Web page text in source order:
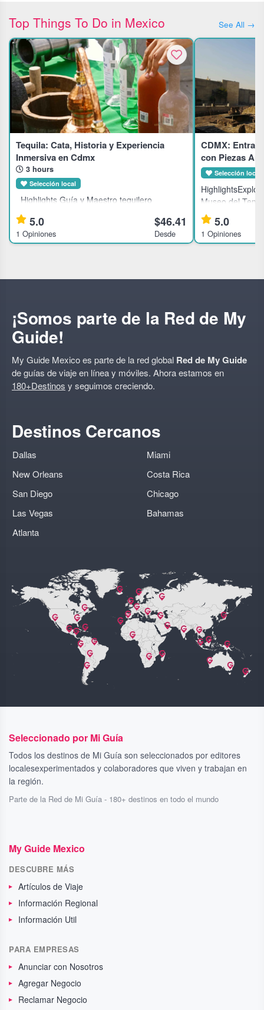
Top Things To Do in Mexico See All →
Tequila: Cata, Historia y Experiencia
Inmersiva en Cdmx
3 hours
Selección local
proveniente de la región tequilera de México
Guías instruidos por familias tequileras como
Don Julio, Cuervo, Orendain, etc Traemos
5.0
1 Opiniones
$46.41
Desde
CDMX:
con Piezas
Selección local
Museo del
mexica en el
MéxicoConoce
lleno de historia
5.0
1 Opiniones
¡Somos parte de la Red de My
Guide!
My Guide Mexico es parte de la red global Red de My Guide
de guías de viaje en línea y móviles. Ahora estamos en
180+Destinos y seguimos creciendo.
Destinos Cercanos
Dallas
New Orleans
San Diego
Las Vegas
Atlanta
Miami
Costa Rica
Chicago
Bahamas
Seleccionado por Mi Guía
Todos los destinos de Mi Guía son seleccionados por editores
localesexperimentados y colaboradores que viven y trabajan en
la región.
Parte de la Red de Mi Guía - 180+ destinos en todo el mundo
My Guide Mexico
DESCUBRE MÁS
Artículos de Viaje
Información Regional
Información Util
PARA EMPRESAS
Anunciar con Nosotros
Agregar Negocio
Reclamar Negocio